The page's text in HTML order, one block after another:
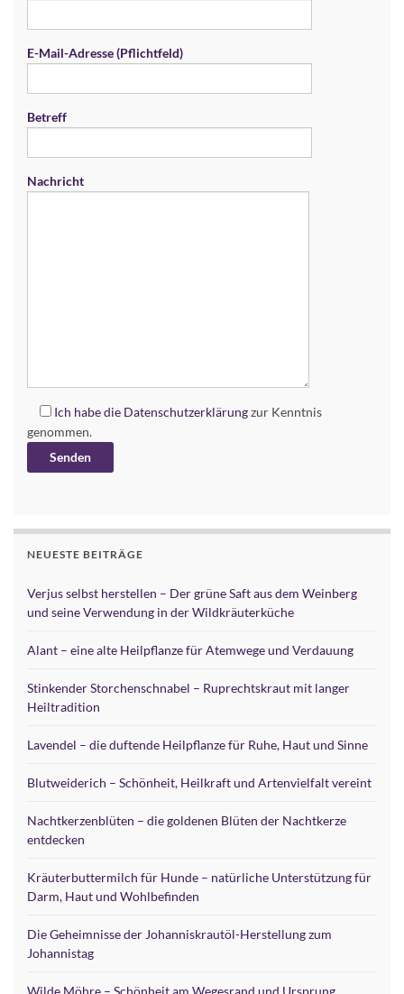
E-Mail-Adresse (Pflichtfeld)
Betreff
Nachricht
Ich habe die Datenschutzerklärungzur Kenntnis
genommen.
NEUESTE BEITRÄGE
Verjus selbst herstellen – Der grüne Saft aus dem Weinberg
und seine Verwendung in der Wildkräuterküche
Alant – eine alte Heilpflanze für Atemwege und Verdauung
Stinkender Storchenschnabel – Ruprechtskraut mit langer
Heiltradition
Lavendel – die duftende Heilpflanze für Ruhe, Haut und Sinne
Blutweiderich – Schönheit, Heilkraft und Artenvielfalt vereint
Nachtkerzenblüten – die goldenen Blüten der Nachtkerze
entdecken
Kräuterbuttermilch für Hunde – natürliche Unterstützung für
Darm, Haut und Wohlbefinden
Die Geheimnisse der Johanniskrautöl-Herstellung zum
Johannistag
Wilde Möhre – Schönheit am Wegesrand und Ursprung